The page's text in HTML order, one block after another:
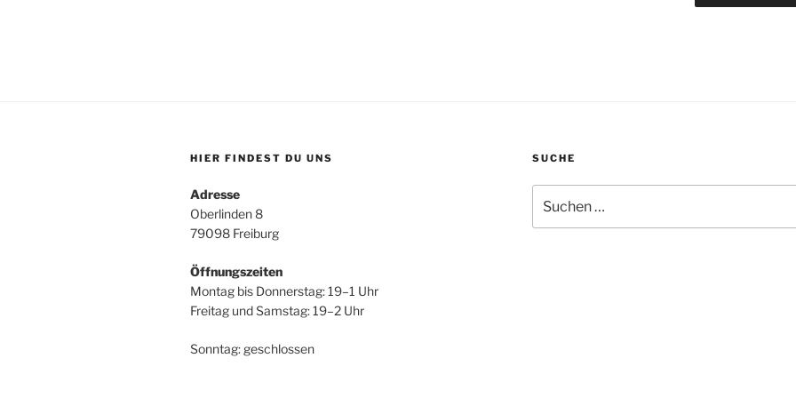
HIER FINDEST DU UNS
Adresse
Oberlinden 8
79098 Freiburg
Öffnungszeiten
Montag bis Donnerstag: 19–1 Uhr
Freitag und Samstag: 19–2 Uhr
Sonntag: geschlossen
SUCHE
nach: